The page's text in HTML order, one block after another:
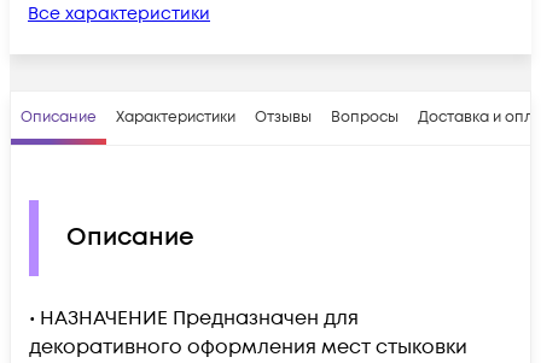
Все характеристики
Описание Характеристики Отзывы Вопросы Доставка и
Описание
• НАЗНАЧЕНИЕ Предназначен для
декоративного оформления мест стыковки